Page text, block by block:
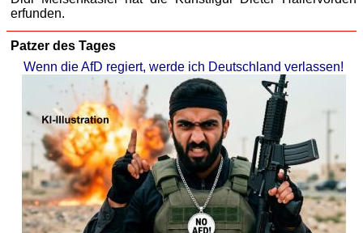
erfunden.
Patzer des Tages
Wenn die AfD regiert, werde ich Deutschland verlassen!